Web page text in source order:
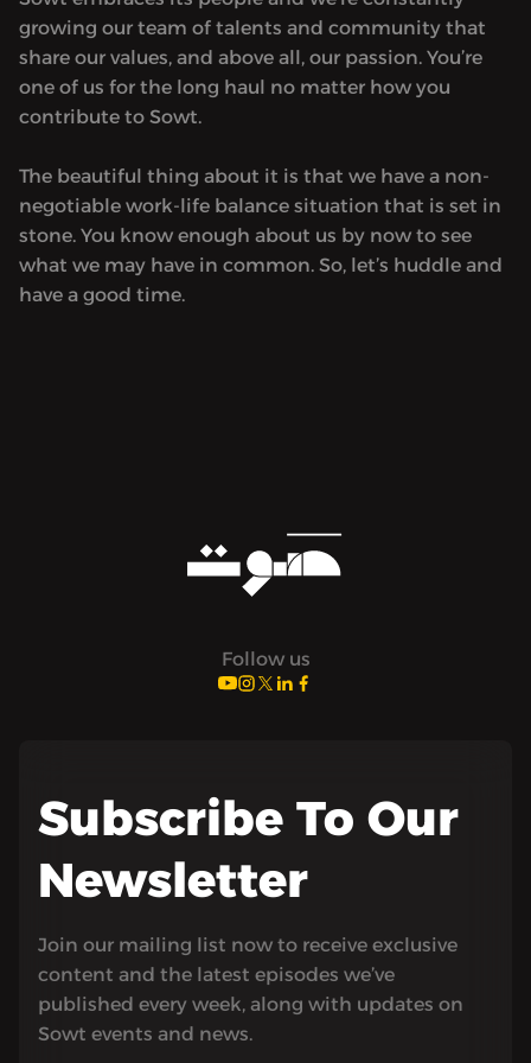
growing our team of talents and community that
share our values, and above all, our passion. You’re
one of us for the long haul no matter how you
contribute to Sowt.
The beautiful thing about it is that we have a non-
negotiable work-life balance situation that is set in
stone. You know enough about us by now to see
what we may have in common. So, let’s huddle and
have a good time.
Follow us
Subscribe To Our
Newsletter
Join our mailing list now to receive exclusive
content and the latest episodes we’ve
published every week, along with updates on
Sowt events and news.